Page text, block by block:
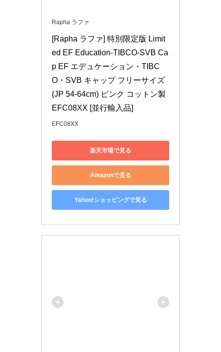
Rapha ラファ
[Rapha ラファ] 特別限定版 Limit
ed EF Education-TIBCO-SVB Ca
p EF エデュケーション・TIBC
O・SVB キャップ フリーサイズ
(JP 54-64cm) ピンク コットン製
EFC08XX [並行輸入品]
EFC08XX
楽天市場で見る
Amazonで見る
Yahoo!ショッピングで見る